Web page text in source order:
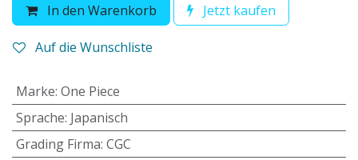
In den Warenkorb Jetzt kaufen
Auf die Wunschliste
Marke: One Piece
Sprache: Japanisch
Grading Firma: CGC